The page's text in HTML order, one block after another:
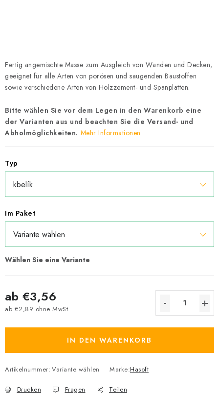
Fertig angemischte Masse zum Ausgleich von Wänden und Decken,
geeignet für alle Arten von porösen und saugenden Baustoffen
sowie verschiedene Arten von Holzzement- und Spanplatten.
Bitte wählen Sie vor dem Legen in den Warenkorb eine
der Varianten aus und beachten Sie die Versand- und
Abholmöglichkeiten. Mehr Informationen
Typ
Im Paket
ab €3,56
ab €2,89 ohne MwSt.
IN DEN WARENKORB
Artikelnummer: Variante wählen Marke:Hasoft
Drucken Fragen Teilen